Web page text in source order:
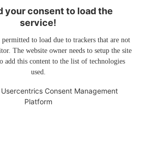
your consent to load the
service!
to load due to trackers that are not
The website owner needs to setup the site
add this content to the list of technologies
used.
Usercentrics Consent Management
Platform